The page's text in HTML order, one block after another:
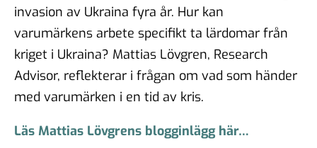
invasion av Ukraina fyra år. Hur kan
varumärkens arbete specifikt ta lärdomar från
kriget i Ukraina? Mattias Lövgren, Research
Advisor, reflekterar i frågan om vad som händer
med varumärken i en tid av kris.
Läs Mattias Lövgrens blogginlägg här…